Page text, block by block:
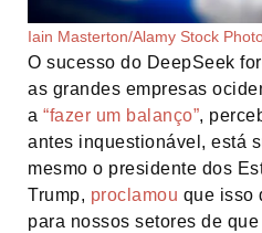
Iain Masterton/Alamy Stock
O sucesso do DeepSeek
as grandes empresas
a “fazer um balanço”,
antes inquestionável, está
mesmo o presidente dos
Trump, proclamou que isso
para nossos setores de